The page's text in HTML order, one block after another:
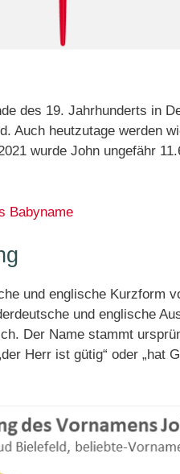
des 19. Jahrhunderts in
Auch heutzutage werden
wurde John ungefähr
Babyname
und englische Kurzform
und englische
Der Name stammt
Herr ist gütig“ oder „hat